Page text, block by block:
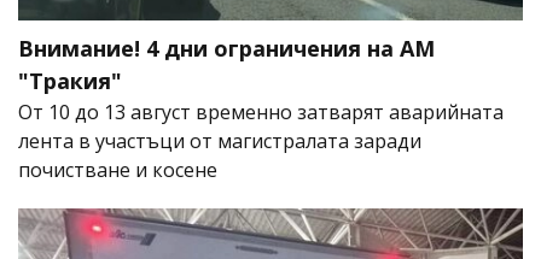
Внимание! 4 дни ограничения на АМ
"Тракия"
От 10 до 13 август временно затварят аварийната
лента в участъци от магистралата заради
почистване и косене